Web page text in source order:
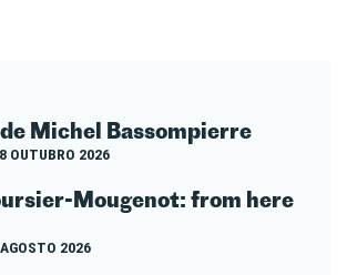
Michel Bassompierre
OUTUBRO 2026
Mougenot: from here
2026